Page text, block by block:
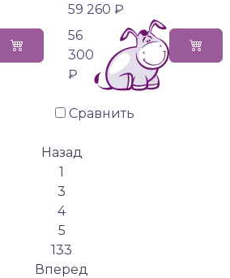
59 260 ₽
56
300
₽
Сравнить
Назад
1
3
4
5
133
Вперед